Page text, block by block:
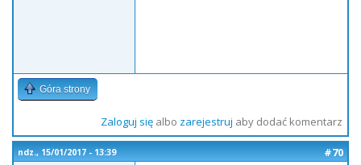
Góra strony
Zaloguj sięalbo zarejestruj aby dodać komentarz
ndz., 15/01/2017 - 13:39
#70